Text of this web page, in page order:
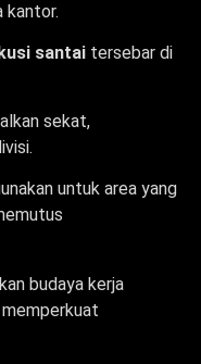
kantor.
santai tersebar di
sekat,
untuk area yang
budaya kerja